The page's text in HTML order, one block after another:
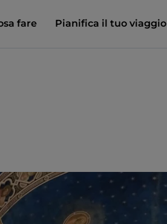
fare Pianifica il tuo viaggio